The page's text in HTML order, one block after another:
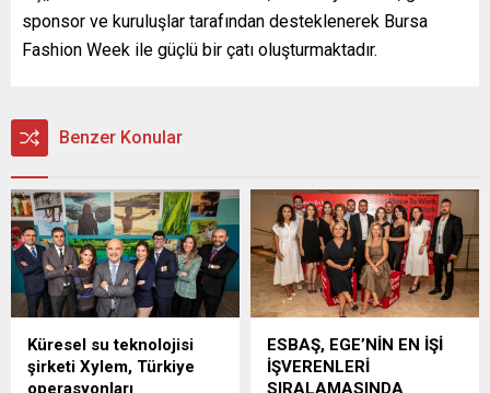
sponsor ve kuruluşlar tarafından desteklenerek Bursa
Fashion Week ile güçlü bir çatı oluşturmaktadır.
Benzer Konular
Küresel su teknolojisi
şirketi Xylem, Türkiye
operasyonları
ESBAŞ, EGE’NİN EN İŞİ
İŞVERENLERİ
SIRALAMASINDA